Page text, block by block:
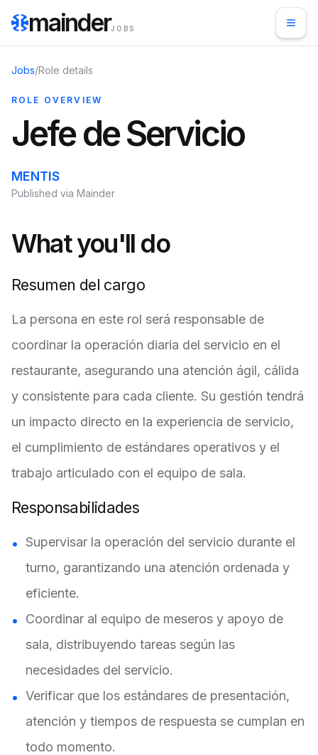
mainderJOBS
Jobs/Role details
ROLE OVERVIEW
Jefe de Servicio
MENTIS
Published via Mainder
What you'll do
Resumen del cargo
La persona en este rol será responsable de
coordinar la operación diaria del servicio en el
restaurante, asegurando una atención ágil, cálida
y consistente para cada cliente. Su gestión tendrá
un impacto directo en la experiencia de servicio,
el cumplimiento de estándares operativos y el
trabajo articulado con el equipo de sala.
Responsabilidades
Supervisar la operación del servicio durante el
turno, garantizando una atención ordenada y
eficiente.
Coordinar al equipo de meseros y apoyo de
sala, distribuyendo tareas según las
necesidades del servicio.
Verificar que los estándares de presentación,
atención y tiempos de respuesta se cumplan en
todo momento.